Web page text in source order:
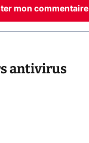
mon commentaire
antivirus